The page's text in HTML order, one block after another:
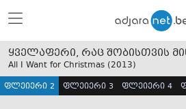
ყველაფერი, რაც შობისთვის
All I Want for Christmas (2013)
ფლეიერი 2 ფლეიერი 3 ფლეიერი 4